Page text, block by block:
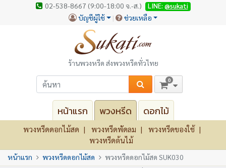
02-538-8667 (9:00-18:00 จ.-ส.) LINE: @sukati
บัญชีผู้ใช้ ช่วยเหลือ
ร้านพวงหรีด ส่งพวงหรีดทั่วไทย
0
หน้าแรก พวงหรีด ดอกไม้
พวงหรีดดอกไม้สด พวงหรีดพัดลม
พวงหรีดของใช้
พวงหรีดต้นไม้
หน้าแรก พวงหรีดดอกไม้สด พวงหรีดดอกไม้สด SUK030